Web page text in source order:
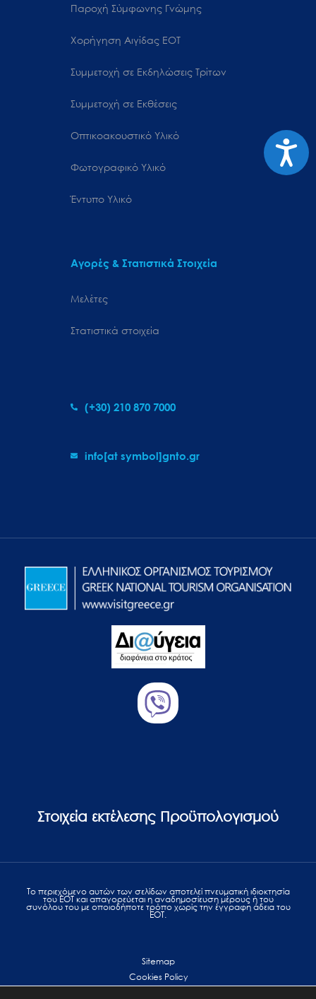
Παροχή Σύμφωνης Γνώμης
Χορήγηση Αιγίδας ΕΟΤ
Συμμετοχή σε Εκδηλώσεις Τρίτων
Συμμετοχή σε Εκθέσεις
Οπτικοακουστικό Υλικό
Φωτογραφικό Υλικό
Έντυπο Υλικό
Αγορές & Στατιστικά Στοιχεία
Μελέτες
Στατιστικά στοιχεία
(+30) 210 870 7000
info[at symbol]gnto.gr
Στοιχεία εκτέλεσης Προϋπολογισμού
Το περιεχόμενο αυτών των σελίδων αποτελεί πvευματική ιδιοκτησία
του ΕΟΤ και απαγορεύεται η αναδημοσίευση μέρους ή του
συνόλου του με οποιοδήποτε τρόπο χωρίς την έγγραφη άδεια του
ΕΟΤ.
Sitemap
Cookies Policy